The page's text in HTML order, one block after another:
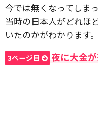
今では無くなってしま
当時の日本人がどれほ
いたのかがわかります。
3ページ目 夜に大金